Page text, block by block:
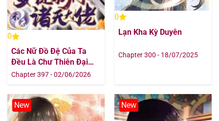
Chapter 32
Chapter 30
Chapter 28 19/08/2025
0
Các Nữ Đồ Đệ Của Ta
Đều Là Chư Thiên Đại
Lão Tương Lai
Chapter 397 - 02/06/2026
0
Lạn Kha Kỳ Duyên
Chapter 300 - 18/07/2025
New New